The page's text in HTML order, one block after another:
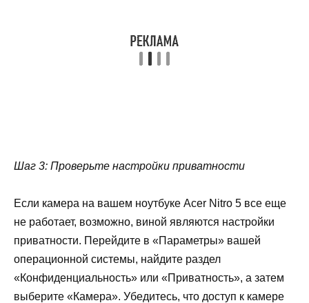
Шаг 3: Проверьте настройки приватности
Если камера на вашем ноутбуке Acer Nitro 5 все еще
не работает, возможно, виной являются настройки
приватности. Перейдите в «Параметры» вашей
операционной системы, найдите раздел
«Конфиденциальность» или «Приватность», а затем
выберите «Камера». Убедитесь, что доступ к камере